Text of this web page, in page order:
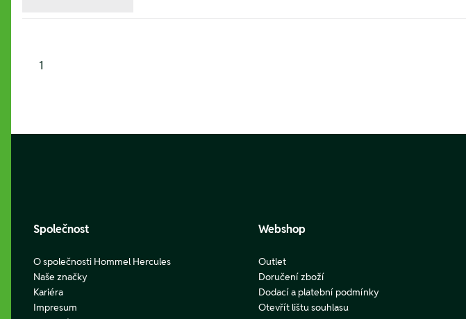
1
Společnost
O společnosti Hommel Hercules
Naše značky
Kariéra
Impresum
Webshop
Outlet
Doručení zboží
Dodací a platební podmínky
Otevřít lištu souhlasu